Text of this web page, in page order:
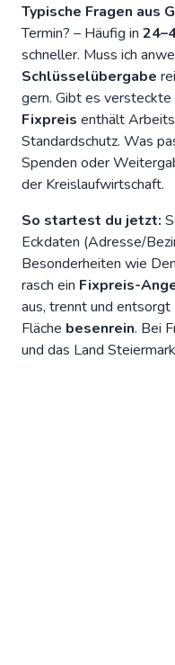
Typische Fragen aus
Termin? – Häufig in
schneller. Muss ich
Schlüsselübergabe
gern. Gibt es
Fixpreis enthält
Standardschutz. Was
Spenden oder
der Kreislaufwirtschaft.
So startest du jetzt:
Eckdaten (Adresse/
Besonderheiten wie
rasch ein Fixpreis-
aus, trennt und entsorgt
Fläche besenrein. Bei
und das Land